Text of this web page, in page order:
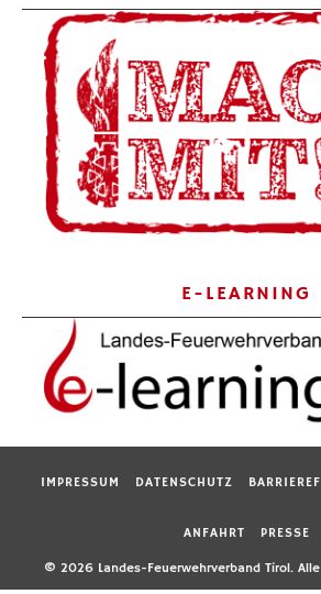
E-LEARNING
IMPRESSUM DATENSCHUTZ
ANFAHRT PRESSE
© 2026 Landes-Feuerwehrverband Tirol.